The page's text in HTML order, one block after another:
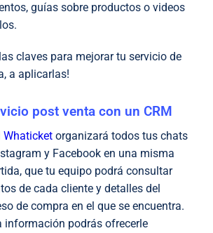
guías sobre productos o videos
claves para mejorar tu servicio de
a aplicarlas!
post venta con un CRM
Whaticket organizará todos tus chats
y Facebook en una misma
que tu equipo podrá consultar
de cada cliente y detalles del
de compra en el que se encuentra.
información podrás ofrecerle